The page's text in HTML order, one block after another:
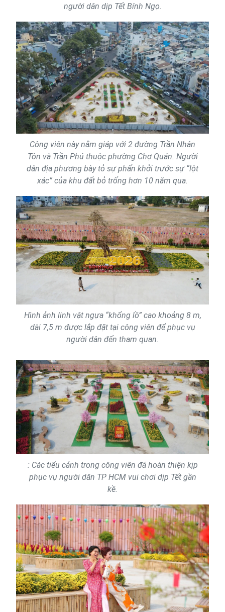
người dân dịp Tết Bính Ngọ.
Công viên này nằm giáp với 2 đường Trần Nhân
Tôn và Trần Phú thuộc phường Chợ Quán. Người
dân địa phương bày tỏ sự phấn khởi trước sự “lột
xác” của khu đất bỏ trống hơn 10 năm qua.
Hình ảnh linh vật ngựa “khổng lồ” cao khoảng 8 m,
dài 7,5 m được lắp đặt tại công viên để phục vụ
người dân đến tham quan.
: Các tiểu cảnh trong công viên đã hoàn thiện kịp
phục vụ người dân TP HCM vui chơi dịp Tết gần
kề.